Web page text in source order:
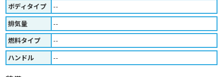
ボディタイプ
--
排気量
--
燃料タイプ
--
ハンドル
--